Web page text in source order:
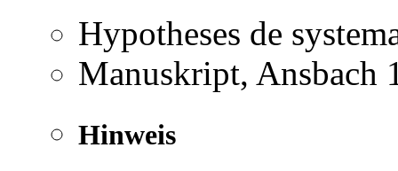
Hypotheses de
Manuskript, Ansbach
Hinweis